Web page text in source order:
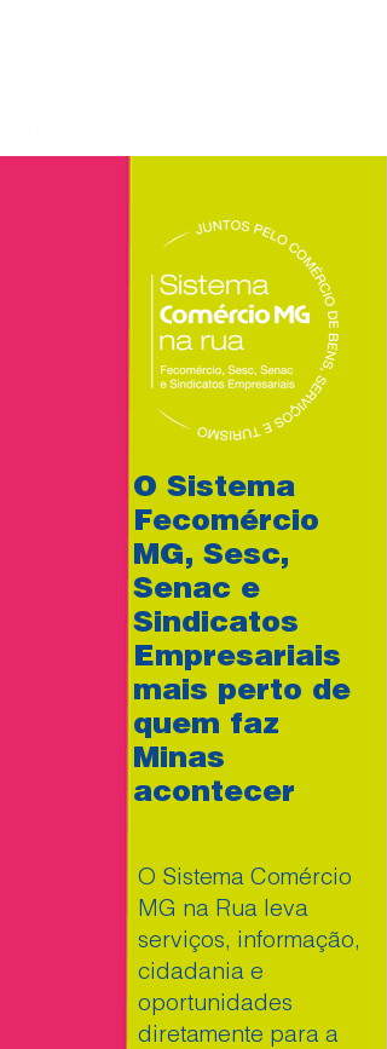
O Sistema
Fecomércio
MG, Sesc,
Senac e
Sindicatos
Empresariais
mais perto de
quem faz
Minas
acontecer
O Sistema Comércio
MG na Rua leva
serviços, informação,
cidadania e
oportunidades
diretamente para a